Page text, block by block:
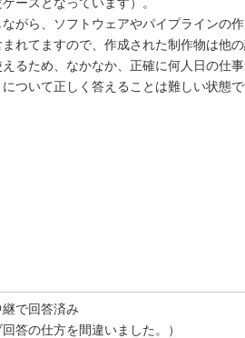
がら、ソフトウェアやパイプラインの
れてますので、作成された制作物は他
るため、なかなか、正確に何人日の仕
について正しく答えることは難しい状態
で回答済み
回答の仕方を間違いました。）